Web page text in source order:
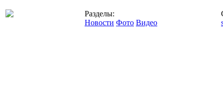
Разделы:
Новости Фото Видео